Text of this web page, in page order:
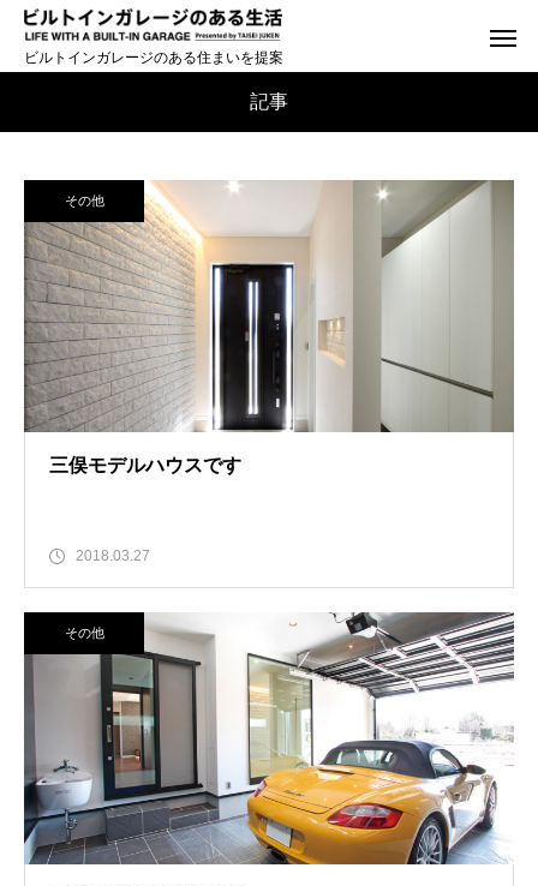
ビルトインガレージのある住まいを提案
記事
その他
三俣モデルハウスです
2018.03.27
その他